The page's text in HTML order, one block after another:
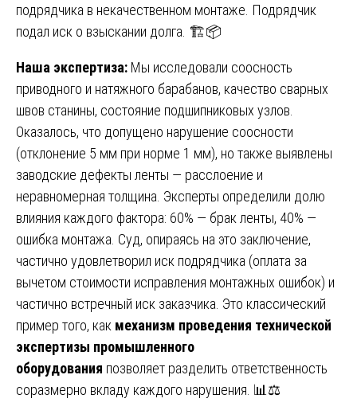
подрядчика в некачественном монтаже. Подрядчик
подал иск о взыскании долга. 🏗️📦
Наша экспертиза: Мы исследовали соосность
приводного и натяжного барабанов, качество сварных
швов станины, состояние подшипниковых узлов.
Оказалось, что допущено нарушение соосности
(отклонение 5 мм при норме 1 мм), но также выявлены
заводские дефекты ленты — расслоение и
неравномерная толщина. Эксперты определили долю
влияния каждого фактора: 60% — брак ленты, 40% —
ошибка монтажа. Суд, опираясь на это заключение,
частично удовлетворил иск подрядчика (оплата за
вычетом стоимости исправления монтажных ошибок) и
частично встречный иск заказчика. Это классический
пример того, как механизм проведения технической
экспертизы промышленного
оборудования позволяет разделить ответственность
соразмерно вкладу каждого нарушения. 📊⚖️